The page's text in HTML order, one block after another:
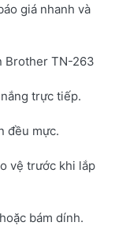
giá nhanh và
Brother TN-263
trực tiếp.
đều mực.
vệ trước khi lắp
bám dính.